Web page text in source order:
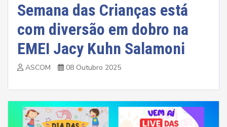
Semana das Crianças está
com diversão em dobro na
EMEI Jacy Kuhn Salamoni
ASCOM 08 Outubro 2025